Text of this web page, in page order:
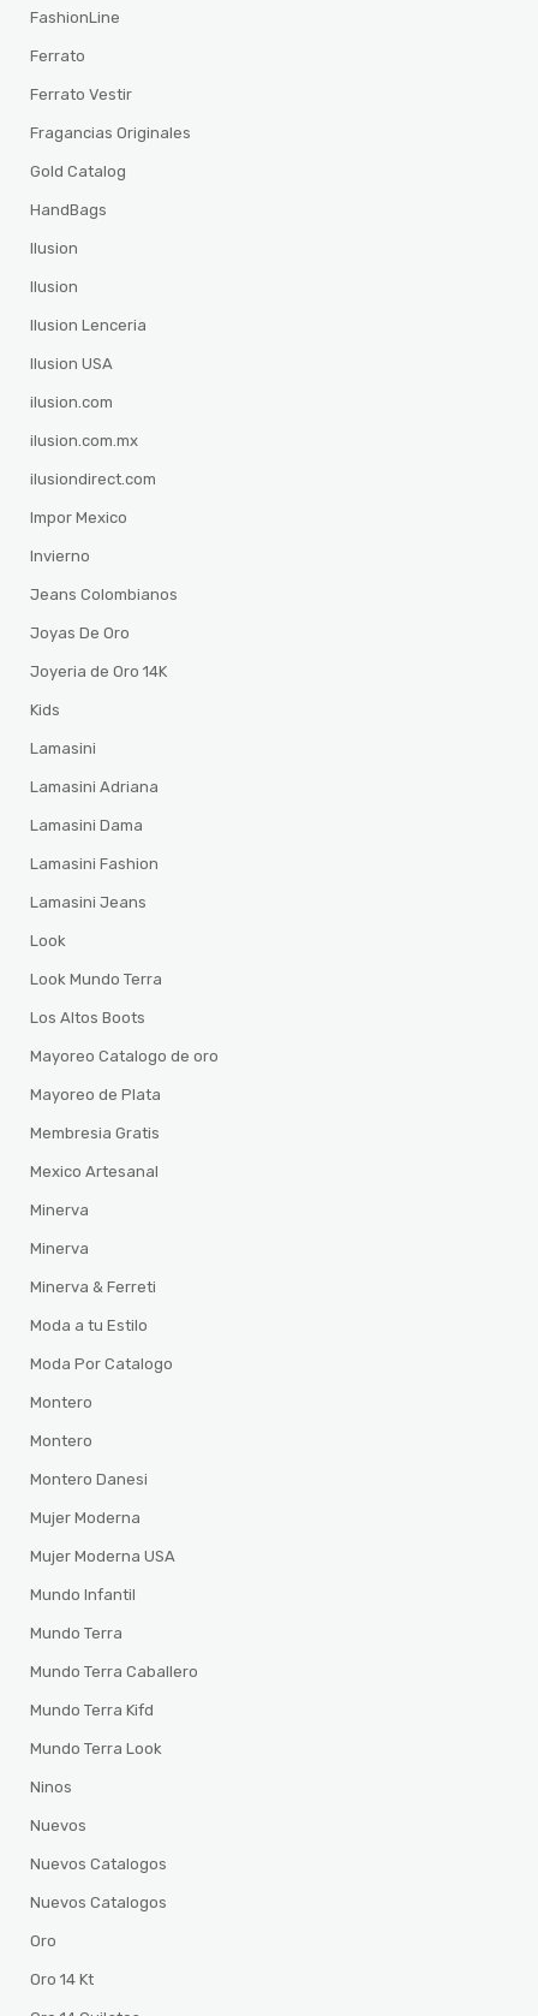
FashionLine
Ferrato
Ferrato Vestir
Fragancias Originales
Gold Catalog
HandBags
Ilusion
Ilusion
Ilusion Lenceria
Ilusion USA
ilusion.com
ilusion.com.mx
ilusiondirect.com
Impor Mexico
Invierno
Jeans Colombianos
Joyas De Oro
Joyeria de Oro 14K
Kids
Lamasini
Lamasini Adriana
Lamasini Dama
Lamasini Fashion
Lamasini Jeans
Look
Look Mundo Terra
Los Altos Boots
Mayoreo Catalogo de oro
Mayoreo de Plata
Membresia Gratis
Mexico Artesanal
Minerva
Minerva
Minerva & Ferreti
Moda a tu Estilo
Moda Por Catalogo
Montero
Montero
Montero Danesi
Mujer Moderna
Mujer Moderna USA
Mundo Infantil
Mundo Terra
Mundo Terra Caballero
Mundo Terra Kifd
Mundo Terra Look
Ninos
Nuevos
Nuevos Catalogos
Nuevos Catalogos
Oro
Oro 14 Kt